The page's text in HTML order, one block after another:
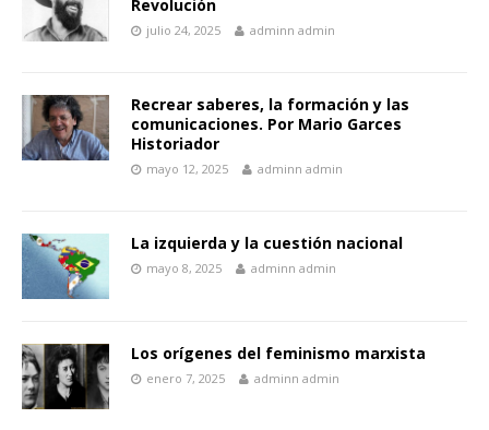
Revolución
julio 24, 2025 adminn admin
Recrear saberes, la formación y las
comunicaciones. Por Mario Garces
Historiador
mayo 12, 2025 adminn admin
La izquierda y la cuestión nacional
mayo 8, 2025 adminn admin
Los orígenes del feminismo marxista
enero 7, 2025 adminn admin